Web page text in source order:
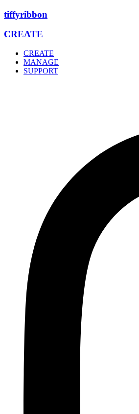
Zum
Inhalt
wechseln
tiffyribbon
CREATE
CREATE
MANAGE
SUPPORT